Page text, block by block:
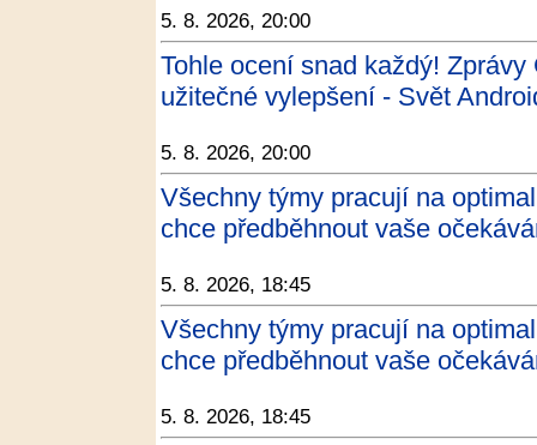
5. 8. 2026, 20:00
Tohle ocení snad každý!
užitečné vylepšení - Svět
5. 8. 2026, 20:00
Všechny týmy pracují na
chce předběhnout vaše
5. 8. 2026, 18:45
Všechny týmy pracují na
chce předběhnout vaše
5. 8. 2026, 18:45